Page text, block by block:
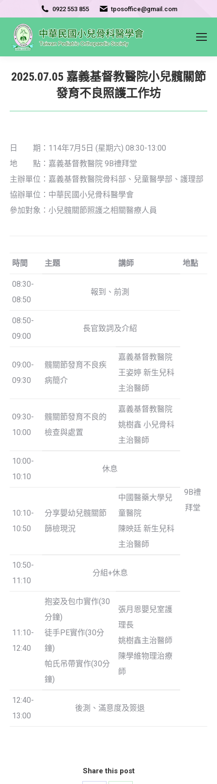
0922 553 855 tposoffice@gmail.com
2025.07.05 嘉義基督教醫院小兒髖關節
發育不良照護工作坊
日 期：114年7月5日 (星期六) 08:30-13:00
地 點：嘉義基督教醫院 9B禮拜堂
主辦單位：嘉義基督教醫院骨科部、兒童醫學部、護理部
協辦單位：中華民國小兒骨科醫學會
參加對象：小兒髖關節照護之相關醫療人員
時間 主題 講師 地點
08:30-
08:50
報到、前測
9B禮
拜堂
08:50-
09:00
長官致詞及介紹
09:00-
09:30
髖關節發育不良疾
病簡介
嘉義基督教醫院
王姿婷 新生兒科
主治醫師
09:30-
10:00
髖關節發育不良的
檢查與處置
嘉義基督教醫院
姚樹鑫 小兒骨科
主治醫師
10:00-
10:10
休息
10:10-
10:50
分享嬰幼兒髖關節
篩檢現況
中國醫藥大學兒
童醫院
陳映廷 新生兒科
主治醫師
10:50-
11:10
分組+休息
11:10-
12:40
抱姿及包巾實作(30
分鐘)
徒手PE實作(30分
鐘)
帕氏吊帶實作(30分
鐘)
張月恩嬰兒室護
理長
姚樹鑫主治醫師
陳學維物理治療
師
12:40-
13:00
後測、滿意度及簽退
Share this post